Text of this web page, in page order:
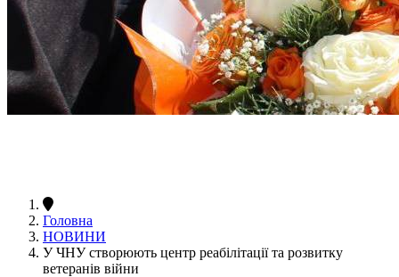
Головна
НОВИНИ
У ЧНУ створюють центр реабілітації та розвитку
ветеранів війни